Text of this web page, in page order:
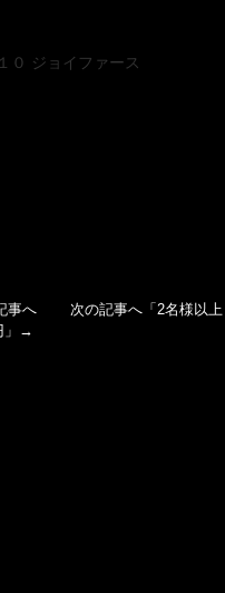
０ ジョイファース
事へ 次の記事へ「 2名様以上
」→